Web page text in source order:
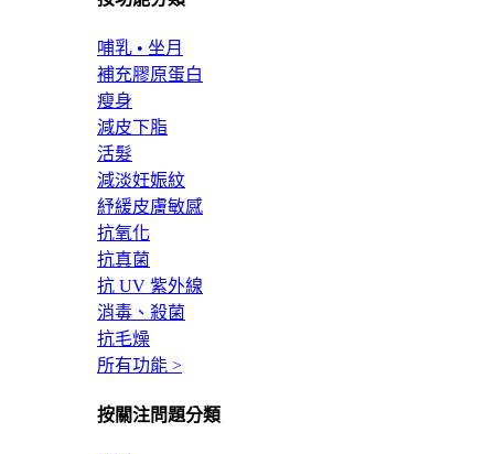
哺乳 • 坐月
補充膠原蛋白
瘦身
減皮下脂
活髮
減淡妊娠紋
紓緩皮膚敏感
抗氧化
抗真菌
抗 UV 紫外線
消毒、殺菌
抗毛燥
所有功能 >
按關注問題分類